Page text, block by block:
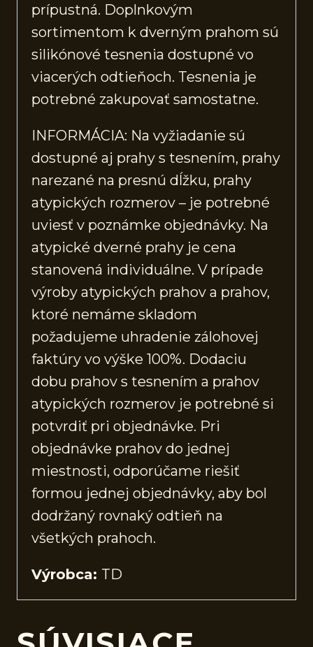
prípustná. Doplnkovým
sortimentom k dverným prahom sú
silikónové tesnenia dostupné vo
viacerých odtieňoch. Tesnenia je
potrebné zakupovať samostatne.
INFORMÁCIA: Na vyžiadanie sú
dostupné aj prahy s tesnením, prahy
narezané na presnú dĺžku, prahy
atypických rozmerov – je potrebné
uviesť v poznámke objednávky. Na
atypické dverné prahy je cena
stanovená individuálne. V prípade
výroby atypických prahov a prahov,
ktoré nemáme skladom
požadujeme uhradenie zálohovej
faktúry vo výške 100%. Dodaciu
dobu prahov s tesnením a prahov
atypických rozmerov je potrebné si
potvrdiť pri objednávke. Pri
objednávke prahov do jednej
miestnosti, odporúčame riešiť
formou jednej objednávky, aby bol
dodržaný rovnaký odtieň na
všetkých prahoch.
Výrobca: TD